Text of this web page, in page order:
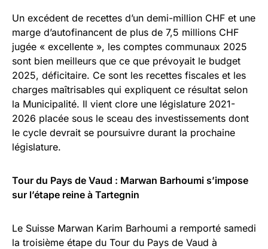
Un excédent de recettes d’un demi-million CHF et une
marge d’autofinancent de plus de 7,5 millions CHF
jugée « excellente », les comptes communaux 2025
sont bien meilleurs que ce que prévoyait le budget
2025, déficitaire. Ce sont les recettes fiscales et les
charges maîtrisables qui expliquent ce résultat selon
la Municipalité. Il vient clore une législature 2021-
2026 placée sous le sceau des investissements dont
le cycle devrait se poursuivre durant la prochaine
législature.
Tour du Pays de Vaud : Marwan Barhoumi s’impose
sur l’étape reine à Tartegnin
Le Suisse Marwan Karim Barhoumi a remporté samedi
la troisième étape du Tour du Pays de Vaud à